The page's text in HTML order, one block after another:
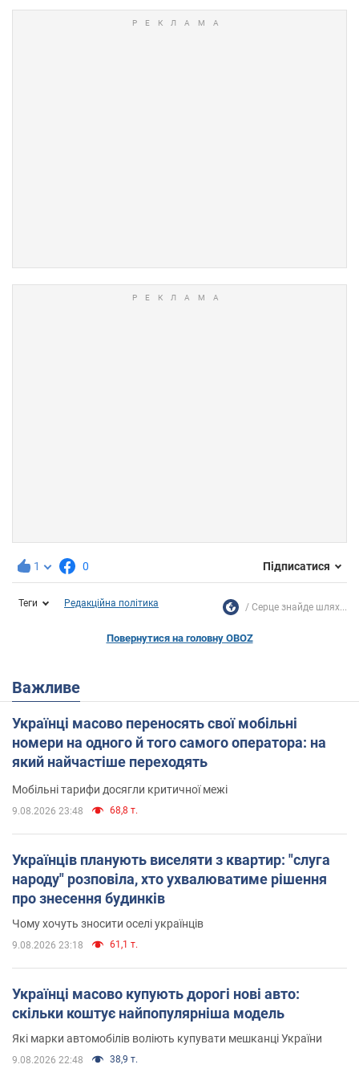
1 0 Підписатися
Теги Редакційна політика Серце знайде шлях...
Повернутися на головну OBOZ
Важливе
Українці масово переносять свої мобільні
номери на одного й того самого оператора: на
який найчастіше переходять
Мобільні тарифи досягли критичної межі
9.08.2026 23:48 68,8 т.
Українців планують виселяти з квартир: "слуга
народу" розповіла, хто ухвалюватиме рішення
про знесення будинків
Чому хочуть зносити оселі українців
9.08.2026 23:18 61,1 т.
Українці масово купують дорогі нові авто:
скільки коштує найпопулярніша модель
Які марки автомобілів воліють купувати мешканці України
9.08.2026 22:48 38,9 т.